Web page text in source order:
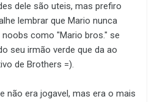
dele são uteis, mas prefiro
lembrar que Mario nunca
como "Mario bros." se
seu irmão verde que da ao
de Brothers =).
não era jogavel, mas era o mais